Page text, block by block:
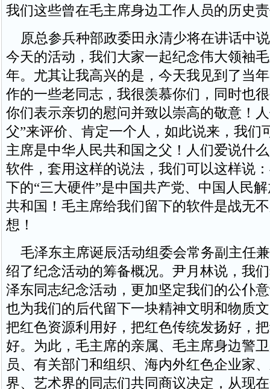
我们这些曾在毛主席身边工作人员的历史
原总参兵种部政委田永清少将在讲话中
今天的活动，我们大家一起纪念伟大领袖
年。尤其让我高兴的是，今天我见到了当
作的一些老同志，我很羡慕你们，同时也
你们表示亲切的慰问并致以崇高的敬意！
父”来评价、肯定一个人，如此说来，我们
主席是中华人民共和国之父！人们爱说什
软件，套用这样的说法，我们可以这样说
下的“三大硬件”是中国共产党、中国人民
共和国！毛主席给我们留下的软件是战无
想！
毛泽东主席诞辰活动组委会常务副主任
绍了纪念活动的筹备概况。尹月林说，我
泽东同志纪念活动，更加坚定我们的公仆
也为我们的后代留下一块精神文明和物质
把红色资源利用好，把红色传统发扬好，
好。为此，毛主席的亲属、毛主席身边警
员、有关部门和组织、海内外红色企业家
界、艺术界的同志们共同商议决定，从现